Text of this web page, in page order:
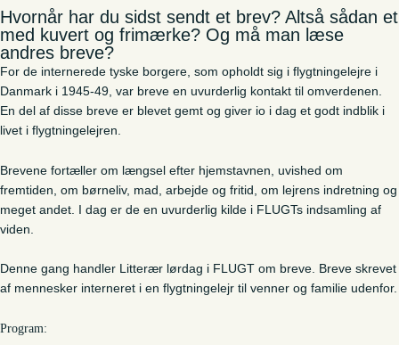
Hvornår har du sidst sendt et brev? Altså sådan et
med kuvert og frimærke? Og må man læse
andres breve?
For de internerede tyske borgere, som opholdt sig i flygtningelejre i
Danmark i 1945-49, var breve en uvurderlig kontakt til omverdenen.
En del af disse breve er blevet gemt og giver io i dag et godt indblik i
livet i flygtningelejren.
Brevene fortæller om længsel efter hjemstavnen, uvished om
fremtiden, om børneliv, mad, arbejde og fritid, om lejrens indretning og
meget andet. I dag er de en uvurderlig kilde i FLUGTs indsamling af
viden.
Denne gang handler Litterær lørdag i FLUGT om breve. Breve skrevet
af mennesker interneret i en flygtningelejr til venner og familie udenfor.
Program: